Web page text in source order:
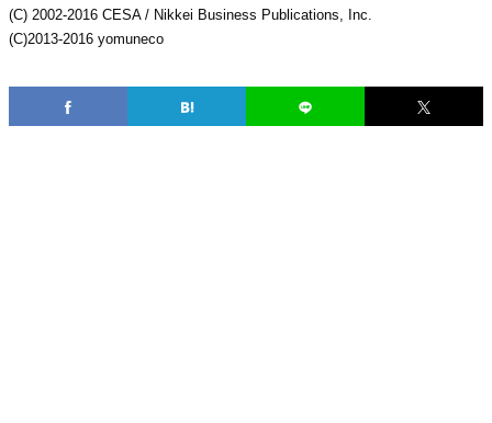
(C) 2002-2016 CESA / Nikkei Business Publications, Inc.
(C)2013-2016 yomuneco